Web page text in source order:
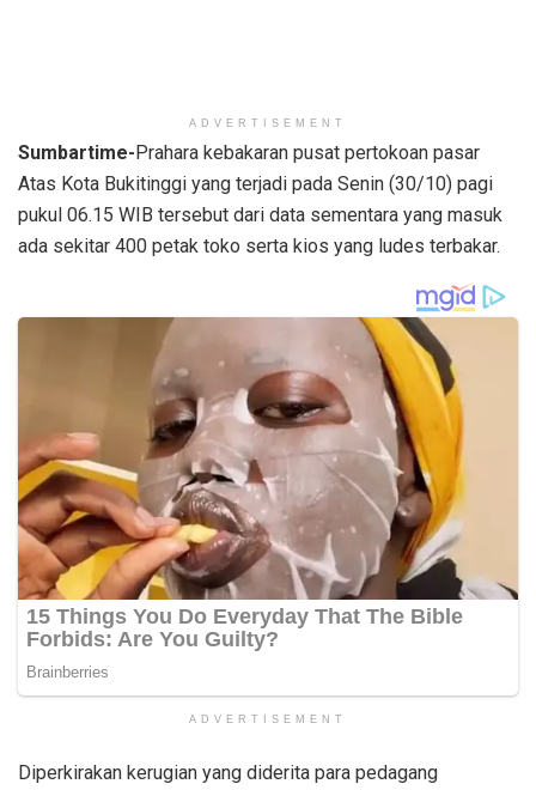
ADVERTISEMENT
Sumbartime-Prahara kebakaran pusat pertokoan pasar
Atas Kota Bukitinggi yang terjadi pada Senin (30/10) pagi
pukul 06.15 WIB tersebut dari data sementara yang masuk
ada sekitar 400 petak toko serta kios yang ludes terbakar.
ADVERTISEMENT
Diperkirakan kerugian yang diderita para pedagang